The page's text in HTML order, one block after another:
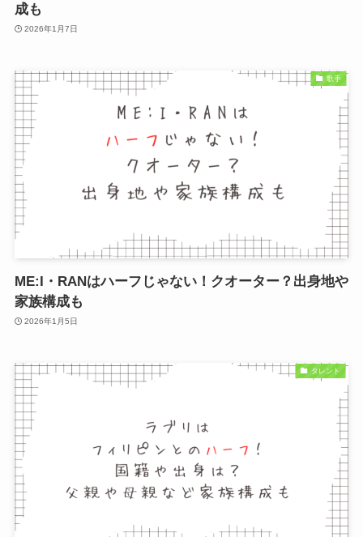
成も
2026年1月7日
歌手
ME:I・RANはハーフじゃない！クオーター？出身地や
家族構成も
2026年1月5日
タレント